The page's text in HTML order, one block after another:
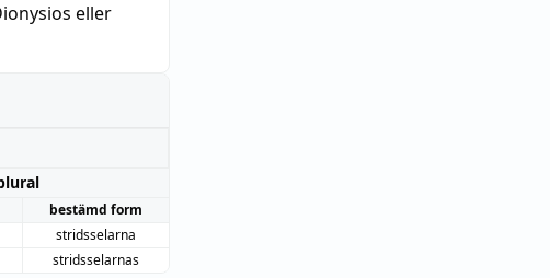
eller
bestämd form
stridsselarna
stridsselarnas